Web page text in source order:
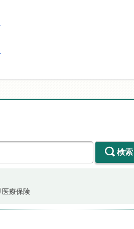
検索
医療保険